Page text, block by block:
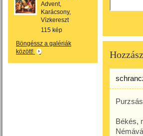
Advent,
Karácsony,
Vízkereszt
115 kép
Böngéssz a galériák
között!
Békés,